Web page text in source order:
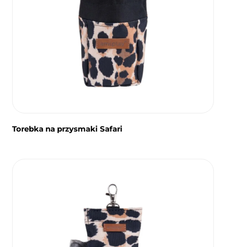
Torebka na przysmaki Safari